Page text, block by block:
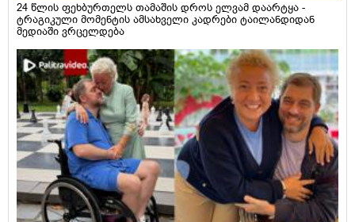
24 წლის ფეხბურთელს თამაშის დროს ელვამ დაარტყა -
ტრაგიკული მომენტის ამსახველი კადრები ტაილანდიდან
მედიაში ვრცელდება